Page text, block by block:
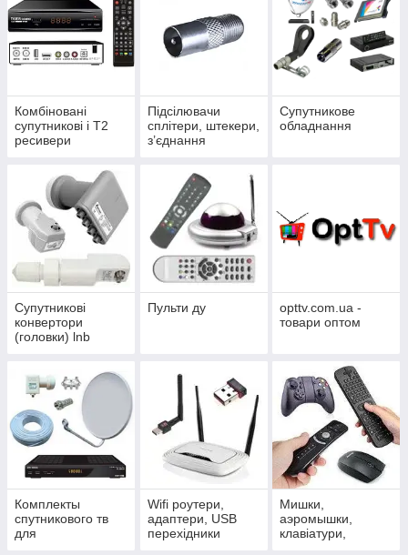
Комбіновані
супутникові і Т2
ресивери
Підсілювачи
сплітери, штекери,
з’єднання
Супутникове
обладнання
Супутникові
конвертори
(головки) lnb
Пульти ду
opttv.com.ua -
товари оптом
Комплекты
спутникового тв
для
Wifi роутери,
адаптери, USB
перехідники
Мишки,
аэромышки,
клавіатури,